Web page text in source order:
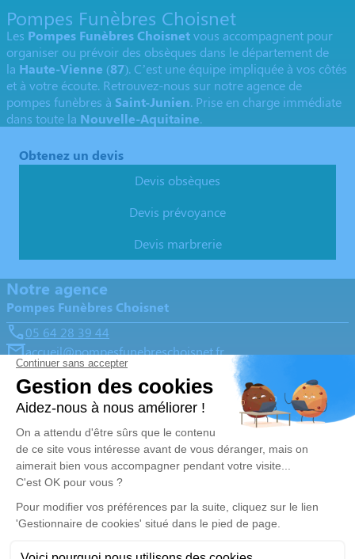
Pompes Funèbres Choisnet
Les Pompes Funèbres Choisnetvous accompagnent pour
organiser ou prévoir des obsèques dans le département de
la Haute-Vienne (87). C’est une équipe impliquée à vos côtés
et à votre écoute. Retrouvez-nous sur notre agence de
pompes funèbres à Saint-Junien. Prise en charge immédiate
dans toute la Nouvelle-Aquitaine.
Obtenez un devis
Devis obsèques
Devis prévoyance
Devis marbrerie
Notre agence
Pompes Funèbres Choisnet
05 64 28 39 44
accueil@pompesfunebreschoisnet.fr
La Croix Blanche Saint-Junien, 6 rue Hortense Teillet -
87200 - Saint-Junien
4.9/5 - 189 avis
Nos Services
Organiser des obsèques
Monuments funéraires
Services aux familles
Liens utiles
Avis de décès
Demande de rendez-vous en
Nos réseaux sociaux